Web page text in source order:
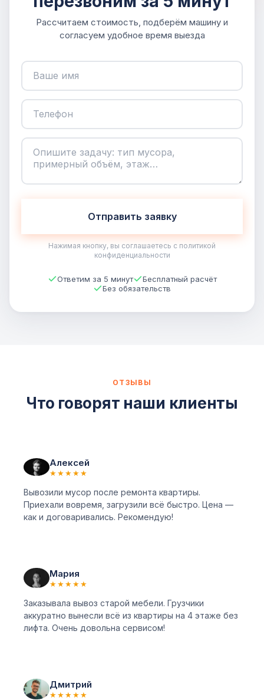
Рассчитаем стоимость, подберём машину и
согласуем удобное время выезда
Отправить заявку
Нажимая кнопку, вы соглашаетесь с политикой
конфиденциальности
Ответим за 5 минут
Бесплатный расчёт
Без обязательств
ОТЗЫВЫ
Что говорят наши клиенты
Алексей
★★★★★
Вывозили мусор после ремонта квартиры.
Приехали вовремя, загрузили всё быстро. Цена —
как и договаривались. Рекомендую!
Мария
★★★★★
Заказывала вывоз старой мебели. Грузчики
аккуратно вынесли всё из квартиры на 4 этаже без
лифта. Очень довольна сервисом!
Дмитрий
★★★★★